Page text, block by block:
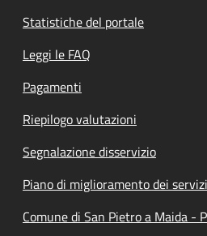
Statistiche del portale
Leggi le FAQ
Pagamenti
Riepilogo valutazioni
Segnalazione disservizio
Piano di miglioramento dei servizi
Comune di San Pietro a Maida -